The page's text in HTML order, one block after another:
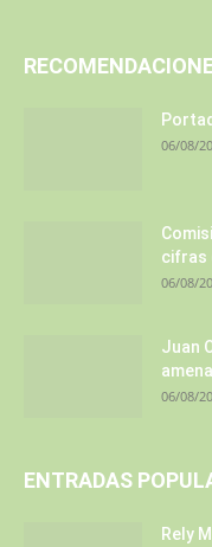
06/08/
cifras
06/08/
Juan
06/08/
ENTRADAS
Rely